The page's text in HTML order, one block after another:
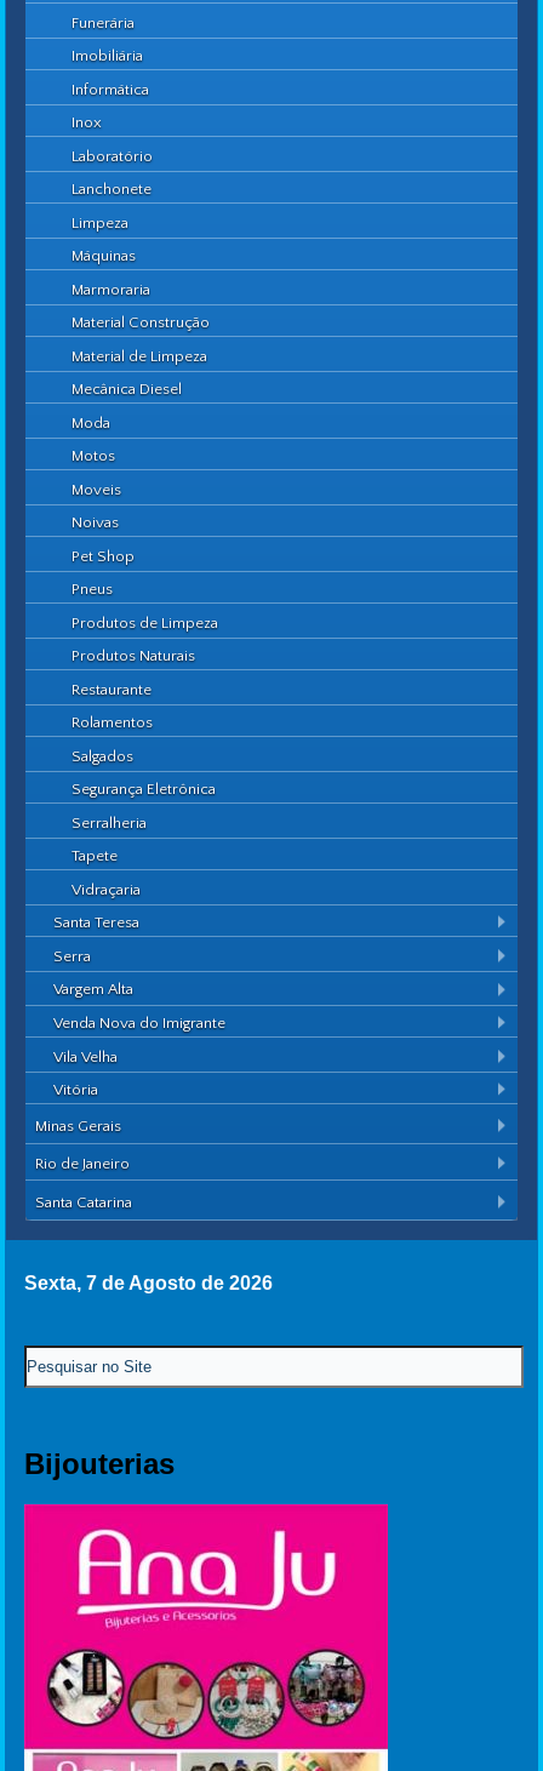
Funerária
Imobiliária
Informática
Inox
Laboratório
Lanchonete
Limpeza
Máquinas
Marmoraria
Material Construção
Material de Limpeza
Mecânica Diesel
Moda
Motos
Moveis
Noivas
Pet Shop
Pneus
Produtos de Limpeza
Produtos Naturais
Restaurante
Rolamentos
Salgados
Segurança Eletrônica
Serralheria
Tapete
Vidraçaria
Santa Teresa
Serra
Vargem Alta
Venda Nova do Imigrante
Vila Velha
Vitória
Minas Gerais
Rio de Janeiro
Santa Catarina
Sexta, 7 de Agosto de 2026
Bijouterias